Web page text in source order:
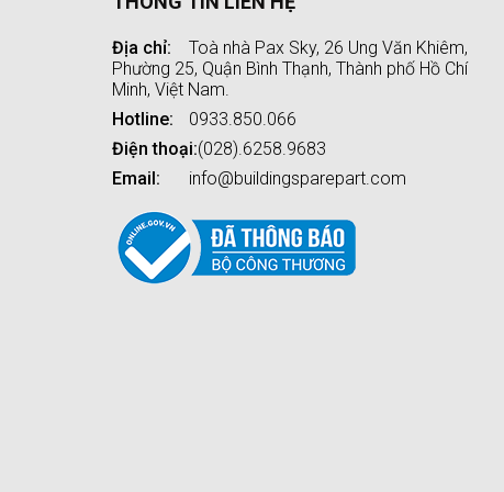
Địa chỉ:
Toà nhà Pax Sky, 26 Ung Văn Khiêm,
Phường 25, Quận Bình Thạnh, Thành phố Hồ Chí
Minh, Việt Nam.
Hotline:
0933.850.066
Điện thoại:(028).6258.9683
Email:
info@buildingsparepart.com